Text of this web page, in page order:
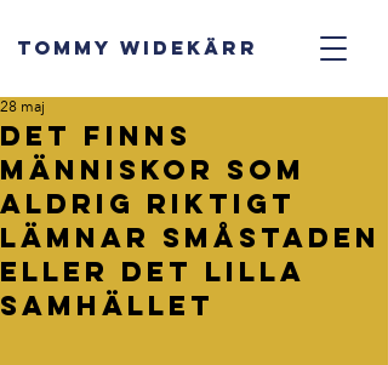
TOMMY WIDEKÄRR
Det finns
människor som
aldrig riktigt
lämnar småstaden
eller det lilla
samhället
28 maj